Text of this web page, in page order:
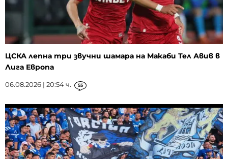
ЦСКА лепна три звучни шамара на Макаби Тел Авив в
Лига Европа
06.08.2026 | 20:54 ч. 55